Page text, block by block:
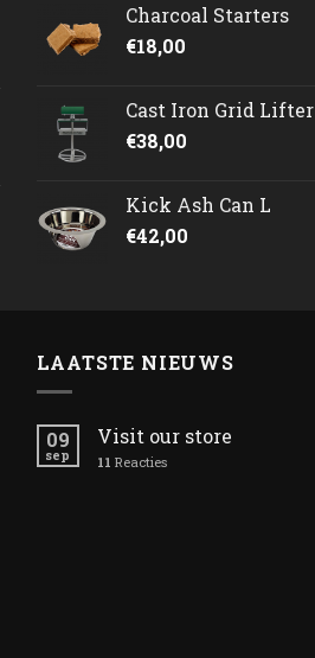
Charcoal Starters
€18,00
Cast Iron Grid Lifter
€38,00
Kick Ash Can L
€42,00
LAATSTE NIEUWS
09
sep
Visit our store
11 Reacties